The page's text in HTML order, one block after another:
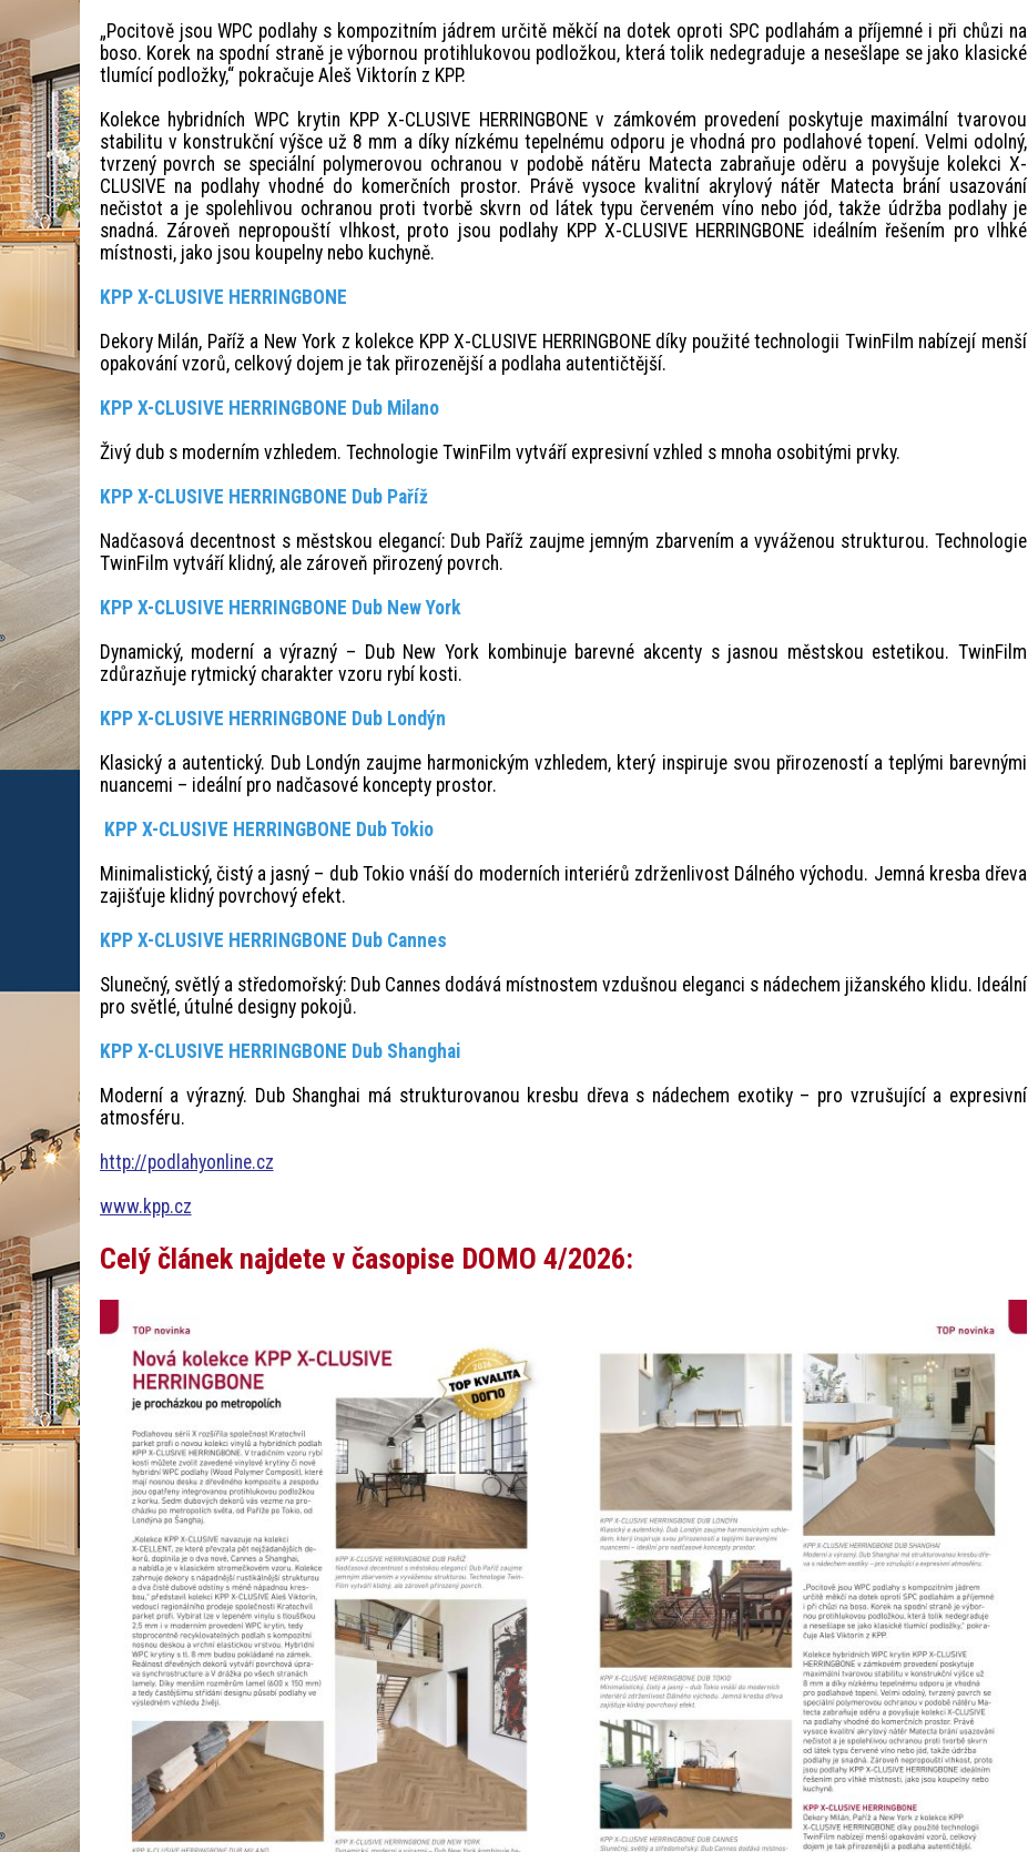
„Pocitově jsou WPC podlahy s kompozitním jádrem určitě měkčí na dotek oproti SPC podlahám a příjemné i při chůzi na
boso. Korek na spodní straně je výbornou protihlukovou podložkou, která tolik nedegraduje a nesešlape se jako klasické
tlumící podložky,“ pokračuje Aleš Viktorín z KPP.
Kolekce hybridních WPC krytin KPP X-CLUSIVE HERRINGBONE v zámkovém provedení poskytuje maximální tvarovou
stabilitu v konstrukční výšce už 8 mm a díky nízkému tepelnému odporu je vhodná pro podlahové topení. Velmi odolný,
tvrzený povrch se speciální polymerovou ochranou v podobě nátěru Matecta zabraňuje oděru a povyšuje kolekci X-
CLUSIVE na podlahy vhodné do komerčních prostor. Právě vysoce kvalitní akrylový nátěr Matecta brání usazování
nečistot a je spolehlivou ochranou proti tvorbě skvrn od látek typu červeném víno nebo jód, takže údržba podlahy je
snadná. Zároveň nepropouští vlhkost, proto jsou podlahy KPP X-CLUSIVE HERRINGBONE ideálním řešením pro vlhké
místnosti, jako jsou koupelny nebo kuchyně.
KPP X-CLUSIVE HERRINGBONE
Dekory Milán, Paříž a New York z kolekce KPP X-CLUSIVE HERRINGBONE díky použité technologii TwinFilm nabízejí menší
opakování vzorů, celkový dojem je tak přirozenější a podlaha autentičtější.
KPP X-CLUSIVE HERRINGBONE Dub Milano
Živý dub s moderním vzhledem. Technologie TwinFilm vytváří expresivní vzhled s mnoha osobitými prvky.
KPP X-CLUSIVE HERRINGBONE Dub Paříž
Nadčasová decentnost s městskou elegancí: Dub Paříž zaujme jemným zbarvením a vyváženou strukturou. Technologie
TwinFilm vytváří klidný, ale zároveň přirozený povrch.
KPP X-CLUSIVE HERRINGBONE Dub New York
Dynamický, moderní a výrazný – Dub New York kombinuje barevné akcenty s jasnou městskou estetikou. TwinFilm
zdůrazňuje rytmický charakter vzoru rybí kosti.
KPP X-CLUSIVE HERRINGBONE Dub Londýn
Klasický a autentický. Dub Londýn zaujme harmonickým vzhledem, který inspiruje svou přirozeností a teplými barevnými
nuancemi – ideální pro nadčasové koncepty prostor.
KPP X-CLUSIVE HERRINGBONE Dub Tokio
Minimalistický, čistý a jasný – dub Tokio vnáší do moderních interiérů zdrženlivost Dálného východu. Jemná kresba dřeva
zajišťuje klidný povrchový efekt.
KPP X-CLUSIVE HERRINGBONE Dub Cannes
Slunečný, světlý a středomořský: Dub Cannes dodává místnostem vzdušnou eleganci s nádechem jižanského klidu. Ideální
pro světlé, útulné designy pokojů.
KPP X-CLUSIVE HERRINGBONE Dub Shanghai
Moderní a výrazný. Dub Shanghai má strukturovanou kresbu dřeva s nádechem exotiky – pro vzrušující a expresivní
atmosféru.
http://podlahyonline.cz
www.kpp.cz
Celý článek najdete v časopise DOMO 4/2026: